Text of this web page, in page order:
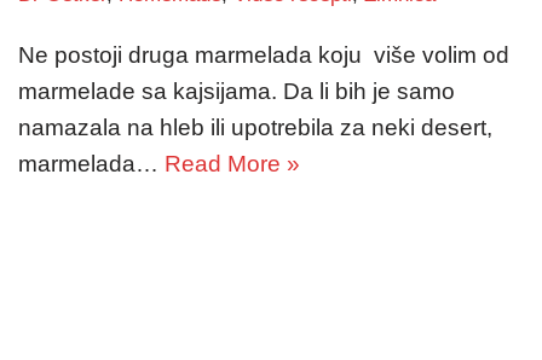
Ne postoji druga marmelada koju više volim od
marmelade sa kajsijama. Da li bih je samo
namazala na hleb ili upotrebila za neki desert,
marmelada… Read More »